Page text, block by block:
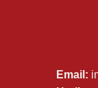
Email: